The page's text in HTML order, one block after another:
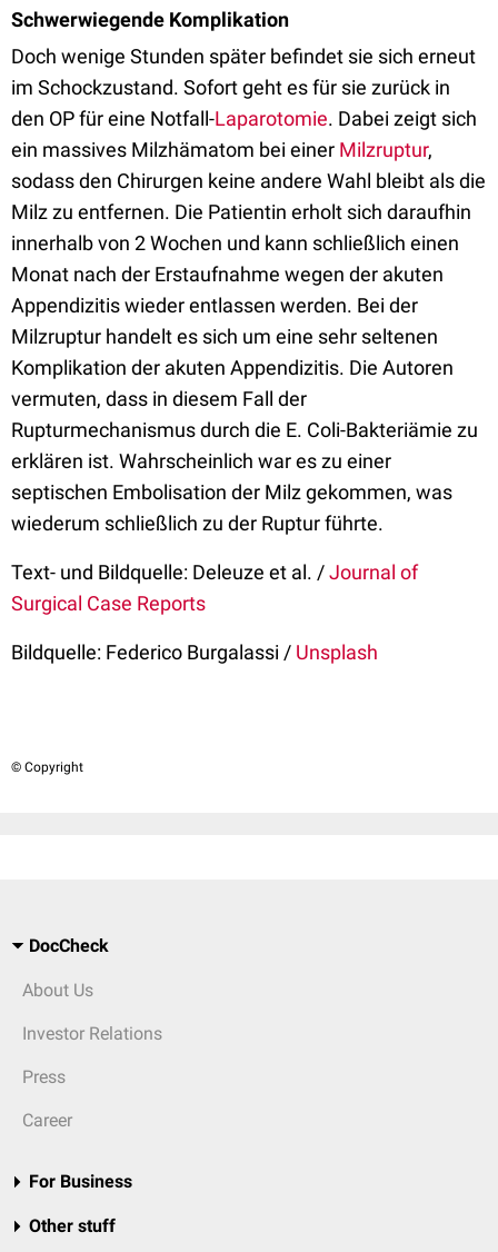
Schwerwiegende Komplikation
Doch wenige Stunden später befindet sie sich erneut
im Schockzustand. Sofort geht es für sie zurück in
den OP für eine Notfall-Laparotomie. Dabei zeigt sich
ein massives Milzhämatom bei einer Milzruptur,
sodass den Chirurgen keine andere Wahl bleibt als die
Milz zu entfernen. Die Patientin erholt sich daraufhin
innerhalb von 2 Wochen und kann schließlich einen
Monat nach der Erstaufnahme wegen der akuten
Appendizitis wieder entlassen werden. Bei der
Milzruptur handelt es sich um eine sehr seltenen
Komplikation der akuten Appendizitis. Die Autoren
vermuten, dass in diesem Fall der
Rupturmechanismus durch die E. Coli-Bakteriämie zu
erklären ist. Wahrscheinlich war es zu einer
septischen Embolisation der Milz gekommen, was
wiederum schließlich zu der Ruptur führte.
Text- und Bildquelle: Deleuze et al. /Journal of
Surgical Case Reports
Bildquelle: Federico Burgalassi / Unsplash
© Copyright
DocCheck
About Us
Investor Relations
Press
Career
For Business
Other stuff